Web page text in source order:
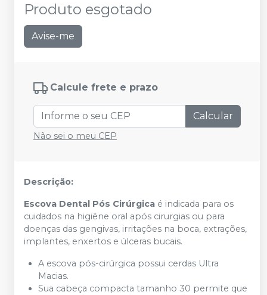
Produto esgotado
Avise-me
Calcule frete e prazo
Calcular
Não sei o meu CEP
Descrição:
Escova Dental Pós Cirúrgica é indicada para os
cuidados na higiêne oral após cirurgias ou para
doenças das gengivas, irritações na boca, extrações,
implantes, enxertos e úlceras bucais.
A escova pós-cirúrgica possui cerdas Ultra
Macias.
Sua cabeça compacta tamanho 30 permite que